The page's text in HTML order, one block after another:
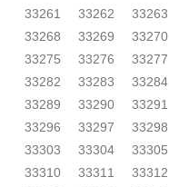
33261
33262 33263
33268
33269 33270
33275
33276 33277
33282
33283 33284
33289
33290 33291
33296
33297 33298
33303
33304 33305
33310
33311 33312